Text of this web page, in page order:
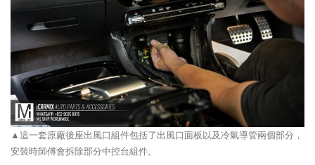
▲這一套原廠後座出風口組件包括了出風口面板以及冷氣導管兩個部分，
安裝時師傅會拆除部分中控台組件。